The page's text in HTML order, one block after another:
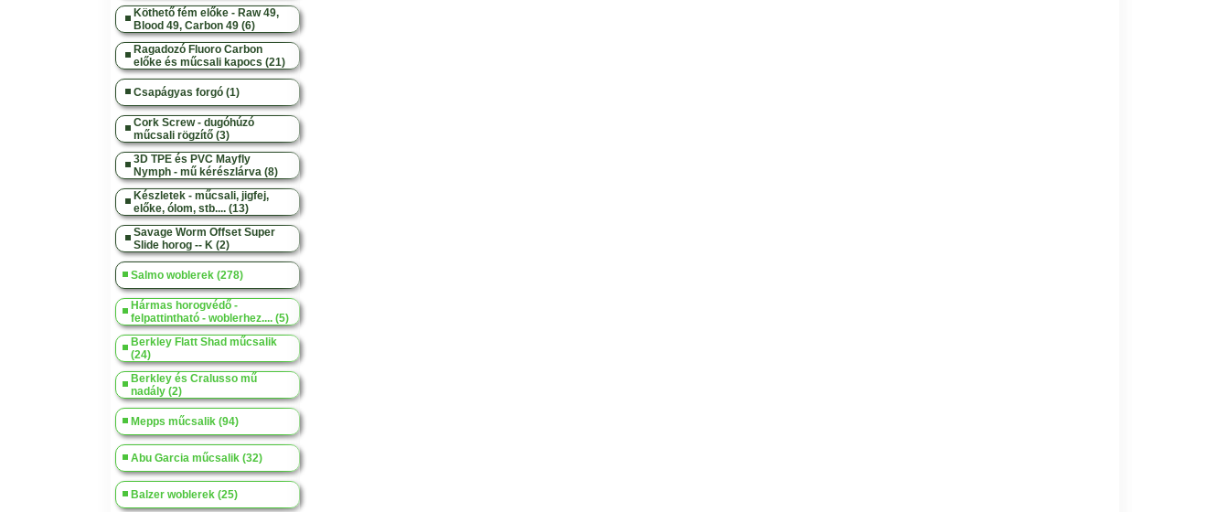
Köthető fém előke - Raw 49,
Blood 49, Carbon 49 (6)
Ragadozó Fluoro Carbon
előke és műcsali kapocs (21)
Csapágyas forgó (1)
Cork Screw - dugóhúzó
műcsali rögzítő (3)
3D TPE és PVC Mayfly
Nymph - mű kérészlárva (8)
Készletek - műcsali, jigfej,
előke, ólom, stb.... (13)
Savage Worm Offset Super
Slide horog -- K (2)
Salmo woblerek (278)
Hármas horogvédő -
felpattintható - woblerhez.... (5)
Berkley Flatt Shad műcsalik
(24)
Berkley és Cralusso mű
nadály (2)
Mepps műcsalik (94)
Abu Garcia műcsalik (32)
Balzer woblerek (25)